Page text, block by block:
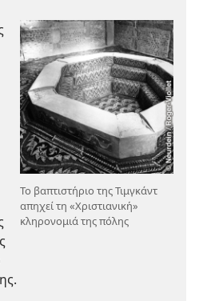
Το βαπτιστήριο της Τιμγκάντ
απηχεί τη «Χριστιανική»
κληρονομιά της πόλης